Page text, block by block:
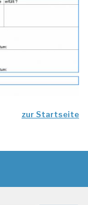
zur Startseite